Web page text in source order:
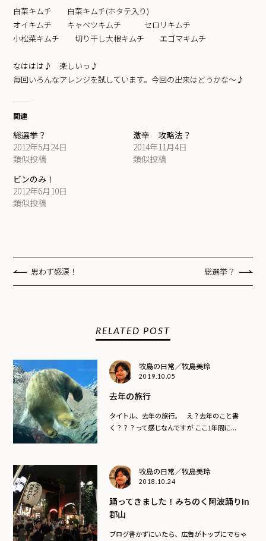
白菜キムチ 白菜キムチ(ホタテ入り)
オイキムチ キャベツキムチ セロリキムチ
小松菜キムチ 切り干し大根キムチ エゴマキムチ
なははは♪ 楽しいっ♪
毎回いろんなアレンジを試しています。今回の出来はどうかな～♪
関連
総選挙？
2012年5月24日
類似投稿
激辛 攻略法？
2014年11月4日
類似投稿
ビンのみ！
2012年6月10日
類似投稿
思わず感涙！ 総選挙？
RELATED POST
牧島の日常／牧島美玲
2019.10.05
去年の旅行
タイトル、去年の旅行。 え？去年のこと書
く？？？って感じなんですが ここ1年間に...
牧島の日常／牧島美玲
2018.10.24
踊ってきました！みちのく阿波踊りin
郡山
ブログ書かずにいたら、広告がトップにでちゃ